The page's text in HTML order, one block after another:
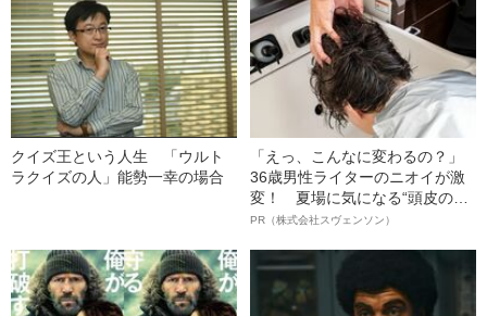
クイズ王という人生 「ウルト
ラクイズの人」能勢一幸の場合
「えっ、こんなに変わるの？」
36歳男性ライターのニオイが激
変！ 夏場に気になる“頭皮のニ
オイ”や“ベタつき”を解消す
ト”が生み出した徹底ケアとは
PR（株式会社スヴェンソン）